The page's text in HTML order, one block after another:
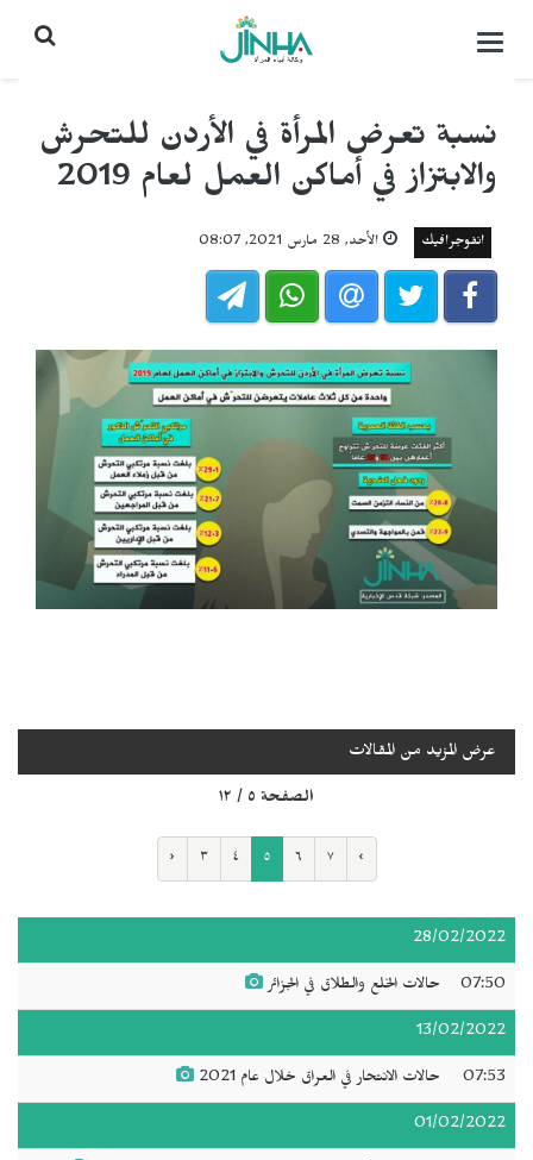
التحكم
نسبة تعرض المرأة في الأردن للتحرش
والابتزاز في أماكن العمل لعام 2019
انفوجرافيك الأحد, 28 مارس 2021, 08:07
عرض المزيد من المقالات
الصفحة ٥ / ١٢
‹ ٣ ٤ ٥ ٦ ٧ ›
28/02/2022
07:50 حالات الخلع والطلاق في الجزائر
13/02/2022
07:53 حالات الانتحار في العراق خلال عام 2021
01/02/2022